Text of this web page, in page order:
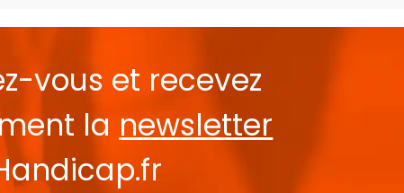
vous et recevez
la newsletter